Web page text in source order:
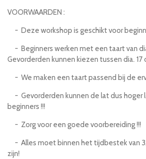
VOORWAARDEN :
- Deze workshop is geschikt voor
- Beginners werken met een taart van
Gevorderden kunnen kiezen tussen dia. 17
- We maken een taart passend bij de
- Gevorderden kunnen de lat dus hoger
beginners !!!
- Zorg voor een goede voorbereiding !!!
- Alles moet binnen het tijdbestek van
zijn!